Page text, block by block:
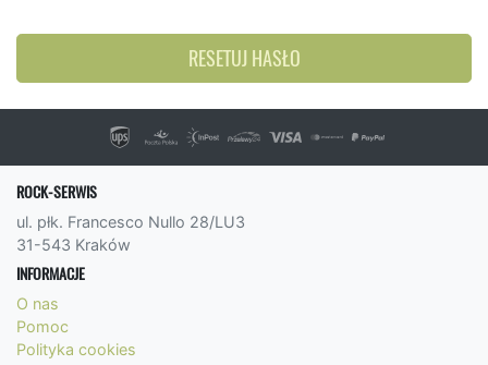
RESETUJ HASŁO
ROCK-SERWIS
ul. płk. Francesco Nullo 28/LU3
31-543 Kraków
INFORMACJE
O nas
Pomoc
Polityka cookies